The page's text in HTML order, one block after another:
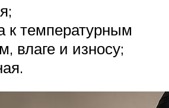
к температурным
влаге и износу;